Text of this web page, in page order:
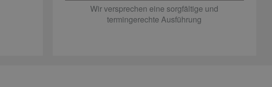
Wir versprechen eine sorgfältige und
termingerechte Ausführung